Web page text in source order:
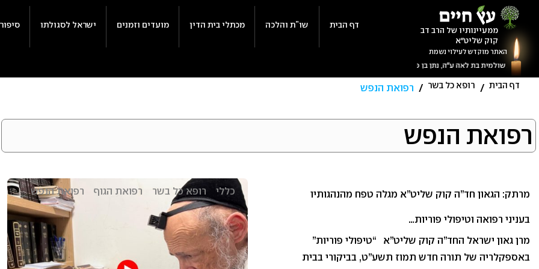
content
ממעיינותיו של הרב דב
קוק שליט"א
דף הבית שו”ת והלכה מכתלי בית הדין מועדים וזמנים ישראל לסגולתו
האתר מוקדש לעילוי נשמת
דף הבית / רופא כל בשר / רפואת הנפש
קטגוריה:
רפואת הנפש
כללי רופא כל בשר רפואת הגוף רפואת הנפש מרתק: הגאון חד”ה קוק שליט”א מגלה טפח מהנהגותיו
בעניני רפואה וטיפולי פוריות…
מרן גאון ישראל החד”ה קוק שליט”א “טיפולי פוריות”
באספקלריה של תורה חדש תמוז תשע”ט, בביקורי בבית